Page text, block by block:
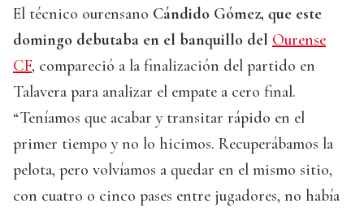
El técnico ourensano Cándido Gómez, que este
domingo debutaba en el banquillo del Ourense
CF, compareció a la finalización del partido en
Talavera para analizar el empate a cero final.
“Teníamos que acabar y transitar rápido en el
primer tiempo y no lo hicimos. Recuperábamos la
pelota, pero volvíamos a quedar en el mismo sitio,
con cuatro o cinco pases entre jugadores, no había